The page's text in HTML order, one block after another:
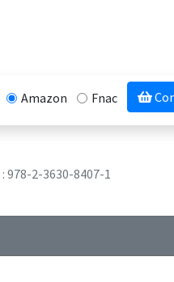
Amazon Fnac
978-2-3630-8407-1